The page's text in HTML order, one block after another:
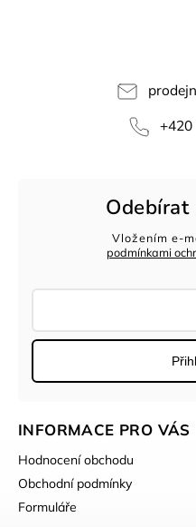
+420
Vložením e-
podmínkami
INFORMACE PRO VÁS
Hodnocení obchodu
Obchodní podmínky
Formuláře